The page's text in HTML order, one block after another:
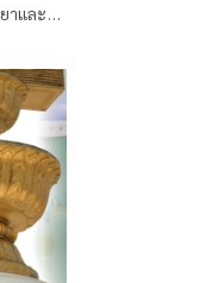
าและ